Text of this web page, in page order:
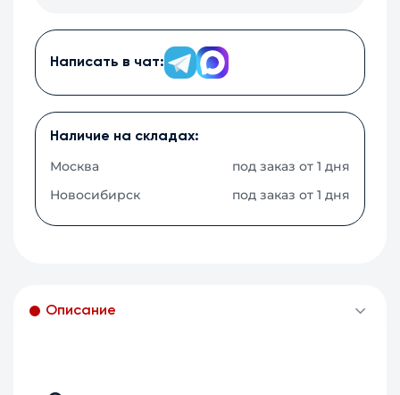
Написать в чат:
Наличие на складах:
Москва
под заказ от 1 дня
Новосибирск
под заказ от 1 дня
Описание